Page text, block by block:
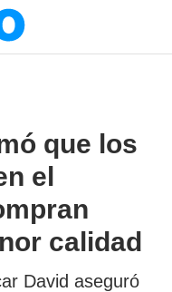
que los
el
calidad
David aseguró